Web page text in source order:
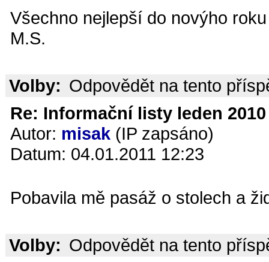
Všechno nejlepší do novýho
M.S.
Volby: Odpovědět na tento
Re: Informační listy leden
Autor: misak (IP zapsáno)
Datum: 04.01.2011 12:23
Pobavila mě pasáž o stolech a
Volby: Odpovědět na tento